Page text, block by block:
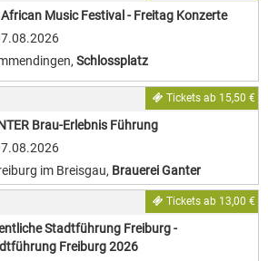
Music Festival - Freitag Konzerte
, Schlossplatz
Tickets ab 15,50 €
Brau-Erlebnis Führung
im Breisgau, Brauerei Ganter
Tickets ab 13,00 €
Stadtführung Freiburg -
Freiburg 2026